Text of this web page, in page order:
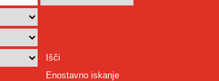
Išči
Enostavno iskanje